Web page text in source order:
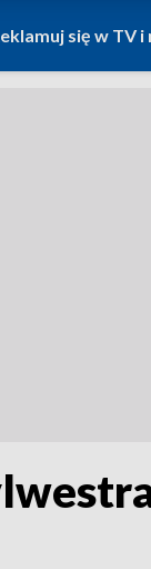
się w TV